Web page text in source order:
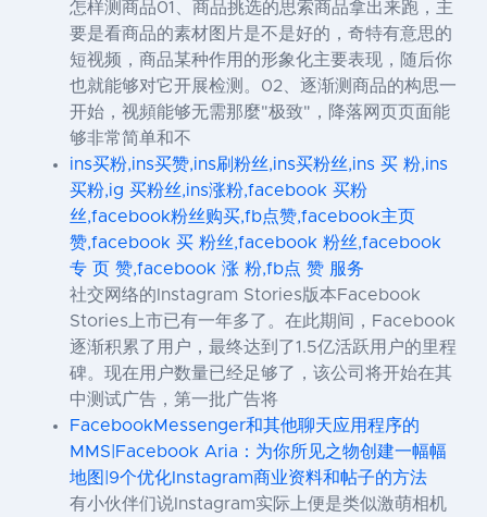
怎样测商品01、商品挑选的思索商品拿出来跑，主
要是看商品的素材图片是不是好的，奇特有意思的
短视频，商品某种作用的形象化主要表现，随后你
也就能够对它开展检测。02、逐渐测商品的构思一
开始，视頻能够无需那麼"极致"，降落网页页面能
够非常简单和不
ins买粉,ins买赞,ins刷粉丝,ins买粉丝,ins 买 粉,ins
买粉,ig 买粉丝,ins涨粉,facebook 买粉
丝,facebook粉丝购买,fb点赞,facebook主页
赞,facebook 买 粉丝,facebook 粉丝,facebook
专 页 赞,facebook 涨 粉,fb点 赞 服务
社交网络的Instagram Stories版本Facebook
Stories上市已有一年多了。在此期间，Facebook
逐渐积累了用户，最终达到了1.5亿活跃用户的里程
碑。现在用户数量已经足够了，该公司将开始在其
中测试广告，第一批广告将
FacebookMessenger和其他聊天应用程序的
MMS|Facebook Aria：为你所见之物创建一幅幅
地图|9个优化Instagram商业资料和帖子的方法
有小伙伴们说Instagram实际上便是类似激萌相机